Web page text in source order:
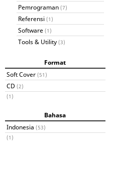
Pemrograman (7)
Referensi (1)
Software (1)
Tools & Utility (3)
Format
Soft Cover (51)
CD (2)
(1)
Bahasa
Indonesia (53)
(1)